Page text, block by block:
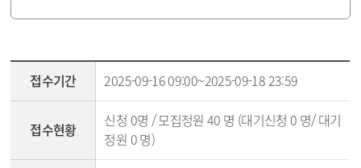
접수기간 2025-09-16 09:00~2025-09-18 23:59
접수현황
신청 0명 / 모집정원 40 명 (대기신청 0 명/ 대기
정원 0 명)